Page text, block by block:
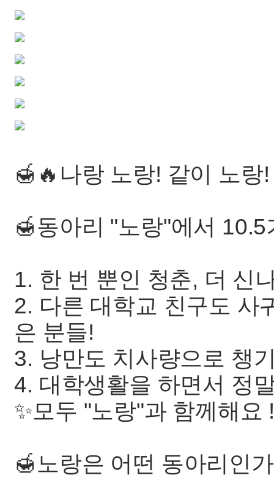
🍯🔥나랑 노랑! 같이 노랑
🍯동아리 "노랑"에서
1. 한 번 뿐인 청춘, 더 신
2. 다른 대학교 친구도 사
은 분들!
3. 낭만도 치사량으로 챙
4. 대학생활을 하면서 정
✨모두 "노랑"과 함께해요
🍯노랑은 어떤 동아리인